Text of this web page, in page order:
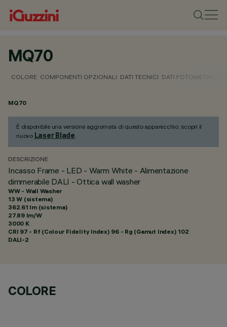
MQ70
COLORE COMPONENTI OPZIONALI DATI TECNICI DATI FOTOMETRICI
MQ70
È disponibile una versione aggiornata di questo apparecchio: scopri il
nuovo Laser Blade.
DESCRIZIONE
Incasso Frame - LED - Warm White - Alimentazione
dimmerabile DALI - Ottica wall washer
WW - Wall Washer
13 W (sistema)
362.61 lm (sistema)
27.89 lm/W
3000 K
CRI 97 - Rf (Colour Fidelity Index) 96 - Rg (Gamut Index) 102
DALI-2
COLORE